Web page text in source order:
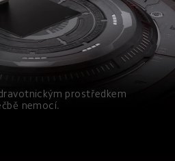
prostředkem
nemocí.